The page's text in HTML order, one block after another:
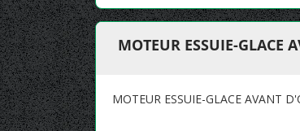
MOTEUR ESSUIE-GLACE
MOTEUR ESSUIE-GLACE AVANT